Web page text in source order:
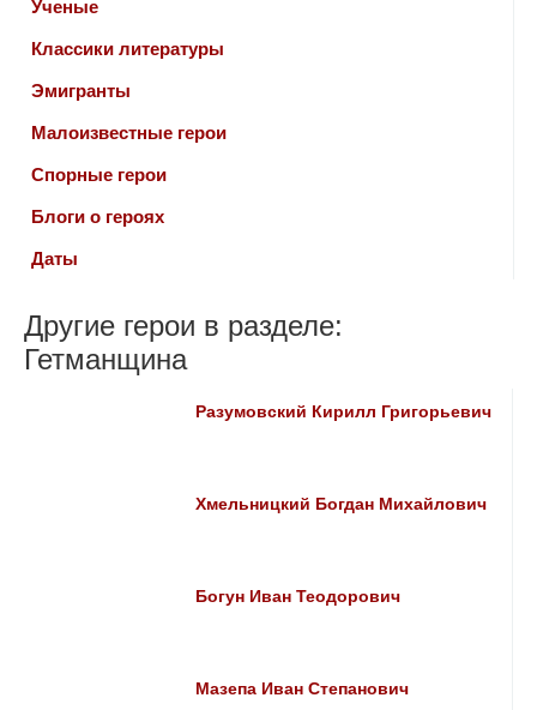
Ученые
Классики литературы
Эмигранты
Малоизвестные герои
Спорные герои
Блоги о героях
Даты
Другие герои в разделе:
Гетманщина
Разумовский Кирилл Григорьевич
Хмельницкий Богдан Михайлович
Богун Иван Теодорович
Мазепа Иван Степанович